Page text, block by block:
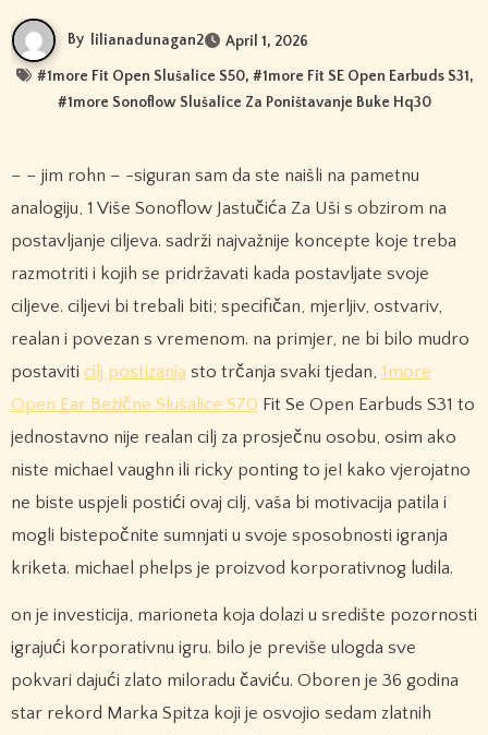
By lilianadunagan2 April 1, 2026
#1more Fit Open Slušalice S50, #1more Fit SE Open Earbuds S31,
#1more Sonoflow Slušalice Za Poništavanje Buke Hq30
– – jim rohn – -siguran sam da ste naišli na pametnu
analogiju, 1 Više Sonoflow Jastučića Za Uši s obzirom na
postavljanje ciljeva. sadrži najvažnije koncepte koje treba
razmotriti i kojih se pridržavati kada postavljate svoje
ciljeve. ciljevi bi trebali biti; specifičan, mjerljiv, ostvariv,
realan i povezan s vremenom. na primjer, ne bi bilo mudro
postaviti cilj postizanja sto trčanja svaki tjedan, 1more
Open Ear Bežične Slušalice S70 Fit Se Open Earbuds S31 to
jednostavno nije realan cilj za prosječnu osobu, osim ako
niste michael vaughn ili ricky ponting to je! kako vjerojatno
ne biste uspjeli postići ovaj cilj, vaša bi motivacija patila i
mogli bistepočnite sumnjati u svoje sposobnosti igranja
kriketa. michael phelps je proizvod korporativnog ludila.
on je investicija, marioneta koja dolazi u središte pozornosti
igrajući korporativnu igru. bilo je previše ulogda sve
pokvari dajući zlato miloradu čaviću. Oboren je 36 godina
star rekord Marka Spitza koji je osvojio sedam zlatnih